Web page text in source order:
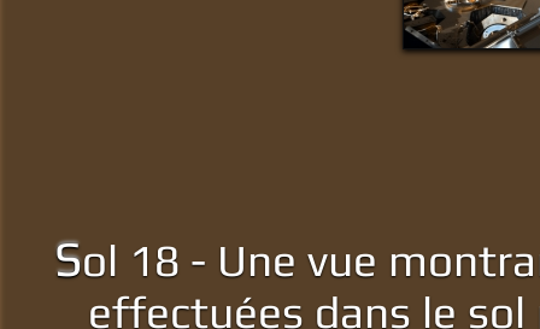
Sol 18 - Une vue
effectuées dans le